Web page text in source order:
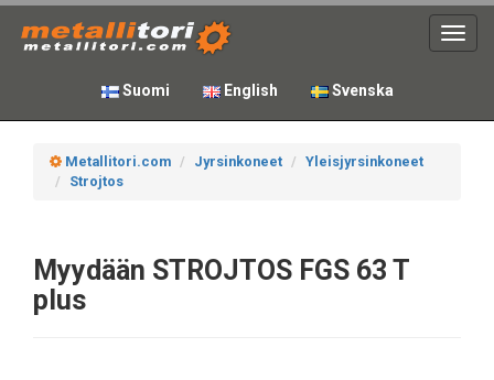
Suomi English Svenska
Metallitori.com Jyrsinkoneet
Yleisjyrsinkoneet
Strojtos
Myydään STROJTOS FGS 63 T
plus